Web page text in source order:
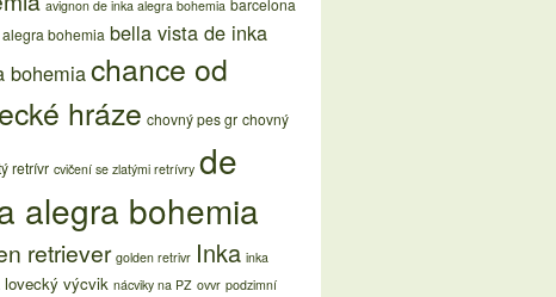
avignon de inka alegra bohemia barcelona
bohemia bella vista de inka
bohemiachance od
hráze chovný pes gr chovný
retrívr cvičení se zlatými retrívry de
alegra bohemia
retriever golden retrivr Inka inka
lovecký výcvik nácviky na PZ ovvr podzimní